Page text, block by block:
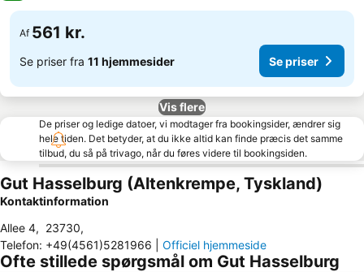
Af 561 kr.
Se priser fra 11 hjemmesider Se priser
Vis flere
De priser og ledige datoer, vi modtager fra bookingsider, ændrer sig
hele tiden. Det betyder, at du ikke altid kan finde præcis det samme
tilbud, du så på trivago, når du føres videre til bookingsiden.
Gut Hasselburg (Altenkrempe, Tyskland)
Kontaktinformation
Allee 4, 23730,
Telefon: +49(4561)5281966 Officiel hjemmeside
Ofte stillede spørgsmål om Gut Hasselburg